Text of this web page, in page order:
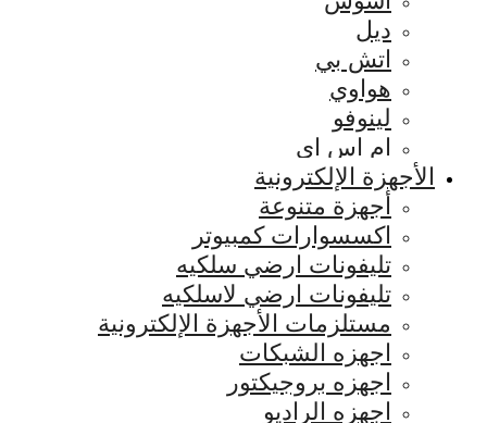
ديل
اتش بي
هواوي
لينوفو
ام اس اي
الأجهزة الإلكترونية
أجهزة متنوعة
اكسسوارات كمبيوتر
تليفونات ارضي سلكيه
تليفونات ارضي لاسلكيه
مستلزمات الأجهزة الإلكترونية
اجهزه الشبكات
اجهزه بروجيكتور
اجهزه الراديو